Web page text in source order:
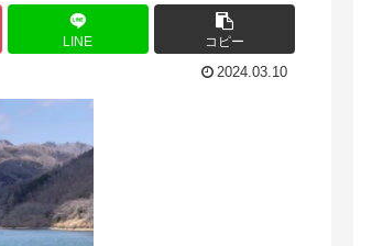
LINE コピー
2024.03.10